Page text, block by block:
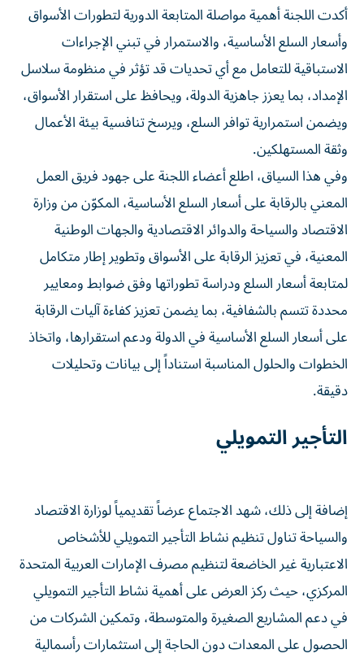
أكدت اللجنة أهمية مواصلة المتابعة الدورية لتطورات الأسواق
وأسعار السلع الأساسية، والاستمرار في تبني الإجراءات
الاستباقية للتعامل مع أي تحديات قد تؤثر في منظومة سلاسل
الإمداد، بما يعزز جاهزية الدولة، ويحافظ على استقرار الأسواق،
ويضمن استمرارية توافر السلع، ويرسخ تنافسية بيئة الأعمال
وثقة المستهلكين.
وفي هذا السياق، اطلع أعضاء اللجنة على جهود فريق العمل
المعني بالرقابة على أسعار السلع الأساسية، المكوّن من وزارة
الاقتصاد والسياحة والدوائر الاقتصادية والجهات الوطنية
المعنية، في تعزيز الرقابة على الأسواق وتطوير إطار متكامل
لمتابعة أسعار السلع ودراسة تطوراتها وفق ضوابط ومعايير
محددة تتسم بالشفافية، بما يضمن تعزيز كفاءة آليات الرقابة
على أسعار السلع الأساسية في الدولة ودعم استقرارها، واتخاذ
الخطوات والحلول المناسبة استناداً إلى بيانات وتحليلات
دقيقة.
التأجير التمويلي
إضافة إلى ذلك، شهد الاجتماع عرضاً تقديمياً لوزارة الاقتصاد
والسياحة تناول تنظيم نشاط التأجير التمويلي للأشخاص
الاعتبارية غير الخاضعة لتنظيم مصرف الإمارات العربية المتحدة
المركزي، حيث ركز العرض على أهمية نشاط التأجير التمويلي
في دعم المشاريع الصغيرة والمتوسطة، وتمكين الشركات من
الحصول على المعدات دون الحاجة إلى استثمارات رأسمالية